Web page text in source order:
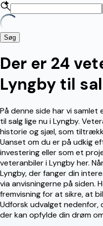
Søg
Der er 24
Lyngby til
På denne side har vi
til salg lige nu i Lyngby.
historie og sjæl, som
Uanset om du er på udkig
investering eller som et
veteranbiler i Lyngby her.
Lyngby, der fanger din
via anvisningerne på siden.
fremvisning for at sikre, at
Udforsk udvalget nedenfor,
der kan opfylde din drøm